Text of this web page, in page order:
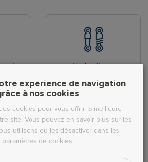
Hydraulique
Echappement
expérience de navigation
à nos cookies
cookies pour vous offrir la meilleure
site. Vous pouvez en savoir plus sur les
utilisons ou les désactiver dans les
paramètres de cookies.